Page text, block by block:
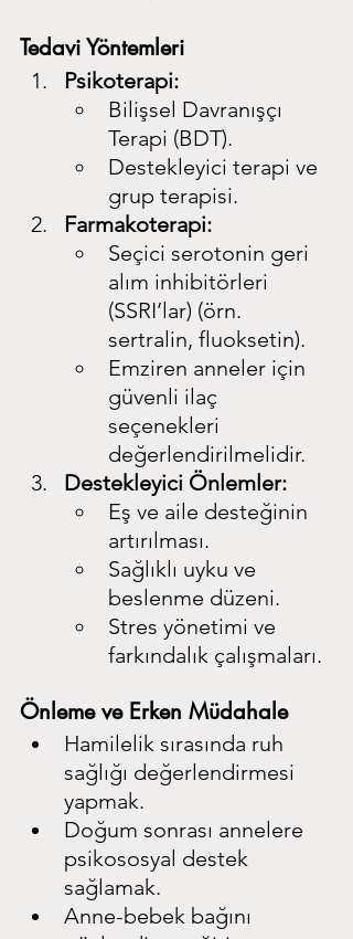
Tedavi Yöntemleri
Psikoterapi:
Bilişsel Davranışçı
Terapi (BDT).
Destekleyici terapi ve
grup terapisi.
Farmakoterapi:
Seçici serotonin geri
alım inhibitörleri
(SSRI’lar) (örn.
sertralin, fluoksetin).
Emziren anneler için
güvenli ilaç
seçenekleri
değerlendirilmelidir.
Destekleyici Önlemler:
Eş ve aile desteğinin
artırılması.
Sağlıklı uyku ve
beslenme düzeni.
Stres yönetimi ve
farkındalık çalışmaları.
Önleme ve Erken Müdahale
Hamilelik sırasında ruh
sağlığı değerlendirmesi
yapmak.
Doğum sonrası annelere
psikososyal destek
sağlamak.
Anne-bebek bağını